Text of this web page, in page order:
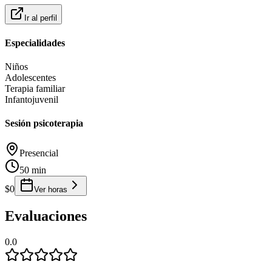
Ir al perfil
Especialidades
Niños
Adolescentes
Terapia familiar
Infantojuvenil
Sesión psicoterapia
Presencial
50 min
$0
Ver horas
Evaluaciones
0.0